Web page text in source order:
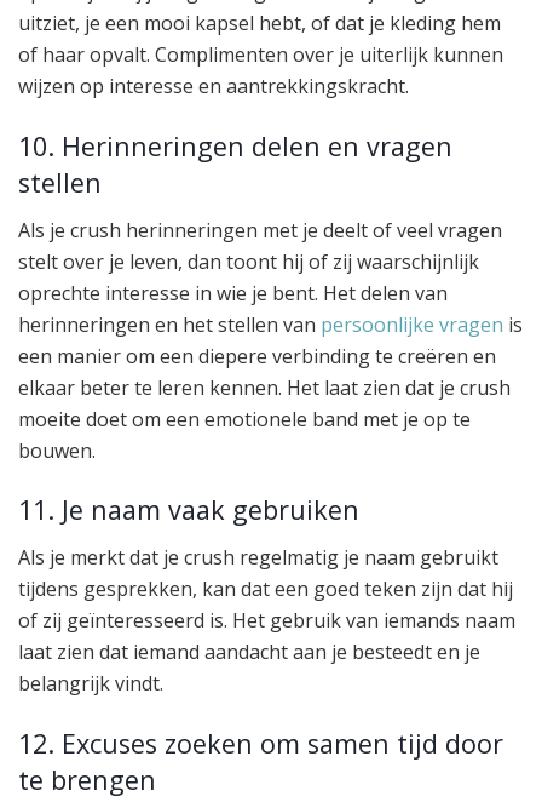
uitziet, je een mooi kapsel hebt, of dat je kleding hem
of haar opvalt. Complimenten over je uiterlijk kunnen
wijzen op interesse en aantrekkingskracht.
10. Herinneringen delen en vragen
stellen
Als je crush herinneringen met je deelt of veel vragen
stelt over je leven, dan toont hij of zij waarschijnlijk
oprechte interesse in wie je bent. Het delen van
herinneringen en het stellen van persoonlijke vragen is
een manier om een diepere verbinding te creëren en
elkaar beter te leren kennen. Het laat zien dat je crush
moeite doet om een emotionele band met je op te
bouwen.
11. Je naam vaak gebruiken
Als je merkt dat je crush regelmatig je naam gebruikt
tijdens gesprekken, kan dat een goed teken zijn dat hij
of zij geïnteresseerd is. Het gebruik van iemands naam
laat zien dat iemand aandacht aan je besteedt en je
belangrijk vindt.
12. Excuses zoeken om samen tijd door
te brengen